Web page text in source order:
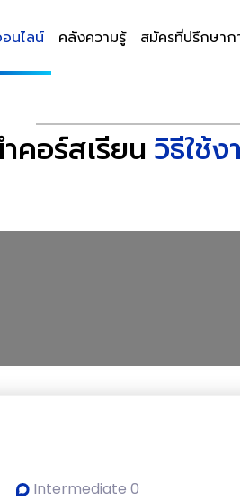
นไลน์ คลังความรู้ สมัครที่ปรึกษาก
คอร์สเรียน วิธีใช้
Intermediate 0